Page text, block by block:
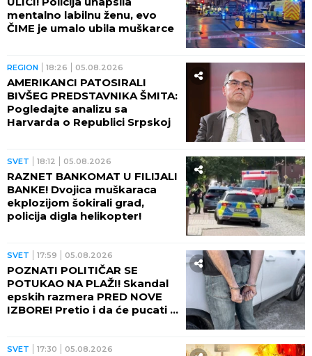
mentalno labilnu ženu, evo
ČIME je umalo ubila muškarce
REGION 18:26 05.08.2026
AMERIKANCI PATOSIRALI
BIVŠEG PREDSTAVNIKA ŠMITA:
Pogledajte analizu sa
Harvarda o Republici Srpskoj
SVET 18:12 05.08.2026
RAZNET BANKOMAT U FILIJALI
BANKE! Dvojica muškaraca
ekplozijom šokirali grad,
policija digla helikopter!
SVET 17:59 05.08.2026
POZNATI POLITIČAR SE
POTUKAO NA PLAŽI! Skandal
epskih razmera PRED NOVE
IZBORE! Pretio i da će pucati u
SVET 17:30 05.08.2026